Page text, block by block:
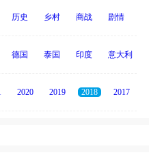
历史 乡村 商战 剧情
德国 泰国 印度 意大利
2020 2019 2018 2017